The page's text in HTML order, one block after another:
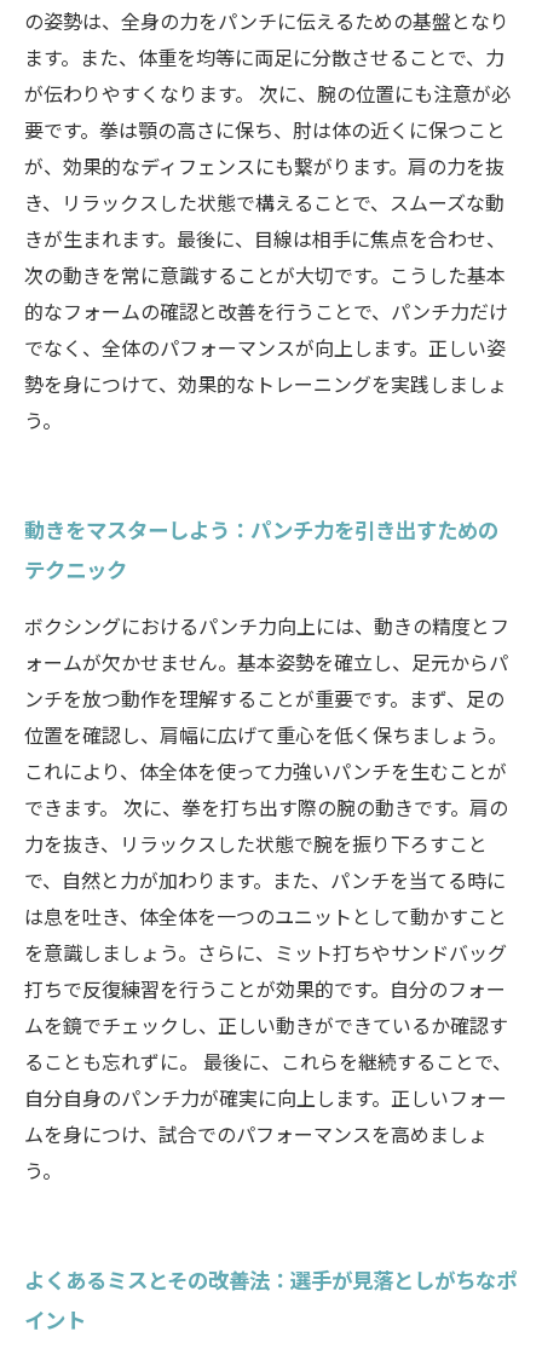
の姿勢は、全身の力をパンチに伝えるための基盤となり
ます。また、体重を均等に両足に分散させることで、力
が伝わりやすくなります。 次に、腕の位置にも注意が必
要です。拳は顎の高さに保ち、肘は体の近くに保つこと
が、効果的なディフェンスにも繋がります。肩の力を抜
き、リラックスした状態で構えることで、スムーズな動
きが生まれます。最後に、目線は相手に焦点を合わせ、
次の動きを常に意識することが大切です。こうした基本
的なフォームの確認と改善を行うことで、パンチ力だけ
でなく、全体のパフォーマンスが向上します。正しい姿
勢を身につけて、効果的なトレーニングを実践しましょ
う。
動きをマスターしよう：パンチ力を引き出すための
テクニック
ボクシングにおけるパンチ力向上には、動きの精度とフ
ォームが欠かせません。基本姿勢を確立し、足元からパ
ンチを放つ動作を理解することが重要です。まず、足の
位置を確認し、肩幅に広げて重心を低く保ちましょう。
これにより、体全体を使って力強いパンチを生むことが
できます。 次に、拳を打ち出す際の腕の動きです。肩の
力を抜き、リラックスした状態で腕を振り下ろすこと
で、自然と力が加わります。また、パンチを当てる時に
は息を吐き、体全体を一つのユニットとして動かすこと
を意識しましょう。さらに、ミット打ちやサンドバッグ
打ちで反復練習を行うことが効果的です。自分のフォー
ムを鏡でチェックし、正しい動きができているか確認す
ることも忘れずに。 最後に、これらを継続することで、
自分自身のパンチ力が確実に向上します。正しいフォー
ムを身につけ、試合でのパフォーマンスを高めましょ
う。
よくあるミスとその改善法：選手が見落としがちなポ
イント